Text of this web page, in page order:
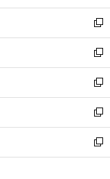
開
く
ウ
で
開
く
ン
ド
ウ
で
開
く
ウ
ィ
ン
ド
ウ
で
開
く
新
し
い
ウ
ィ
ン
ド
ウ
で
開
新
し
い
ウ
ィ
ン
ド
ウ
新
し
い
ウ
ィ
ン
新
し
い
ウ
新
し